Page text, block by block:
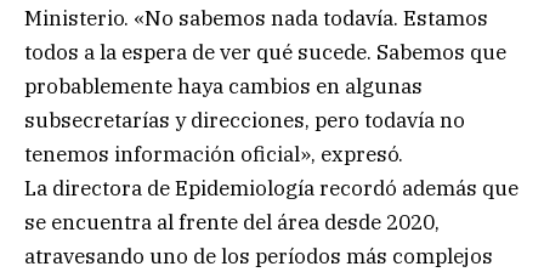
Ministerio. «No sabemos nada todavía. Estamos
todos a la espera de ver qué sucede. Sabemos que
probablemente haya cambios en algunas
subsecretarías y direcciones, pero todavía no
tenemos información oficial», expresó.
La directora de Epidemiología recordó además que
se encuentra al frente del área desde 2020,
atravesando uno de los períodos más complejos